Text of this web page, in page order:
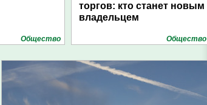
Общество
торгов: кто станет новым
владельцем
Общество